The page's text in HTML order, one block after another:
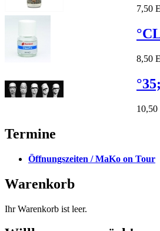
7,50
8,50
Termine
Öffnungszeiten / MaKo on Tour
Warenkorb
Ihr Warenkorb ist leer.